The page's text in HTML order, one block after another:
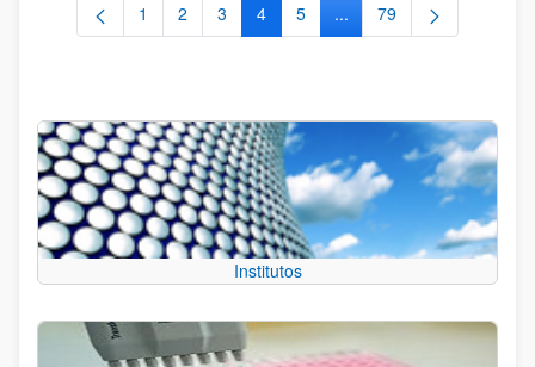
Página
1 Página
2 Página
3 Página
4 Página
5 ...Páginas intermedias
Página
79
Institutos